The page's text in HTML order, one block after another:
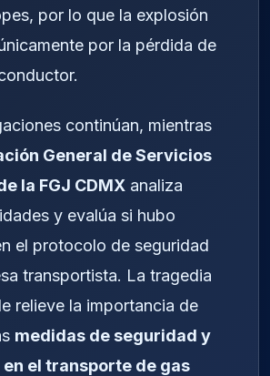
por lo que la explosión
por la pérdida de
continúan, mientras
General de Servicios
la FGJ CDMX analiza
y evalúa si hubo
el protocolo de seguridad
transportista. La tragedia
relieve la importancia de
medidas de seguridad y
el transporte de gas